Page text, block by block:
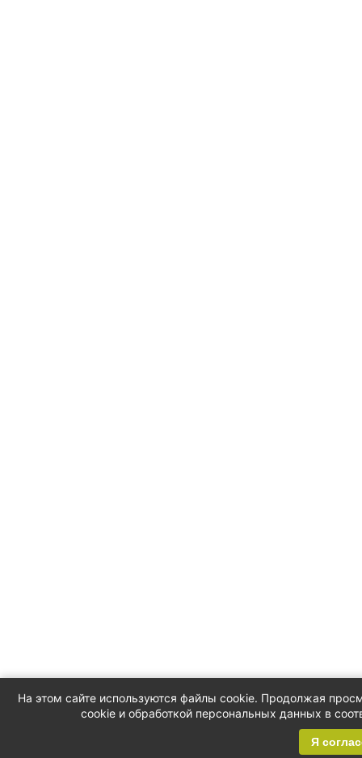
На этом сайте используются файлы cookie. Продолжая
cookie и обработкой персональных данных в
Я